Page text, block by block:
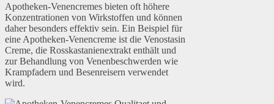
Apotheken-Venencremes bieten oft höhere
Konzentrationen von Wirkstoffen und können
daher besonders effektiv sein. Ein Beispiel für
eine Apotheken-Venencreme ist die Venostasin
Creme, die Rosskastanienextrakt enthält und
zur Behandlung von Venenbeschwerden wie
Krampfadern und Besenreisern verwendet
wird.